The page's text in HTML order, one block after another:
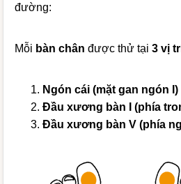
đường:
Mỗi bàn chân được thử tại3 vị
Ngón cái (mặt gan ngón I)
Đầu xương bàn I (phía
Đầu xương bàn V (phía